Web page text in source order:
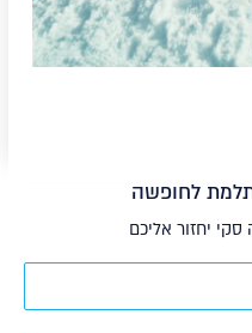
לחופשה
יחזור אליכם